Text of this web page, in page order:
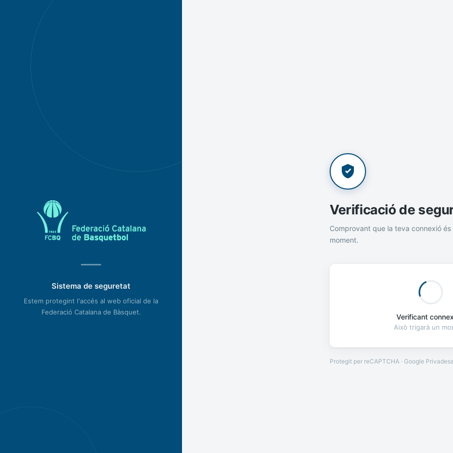
Sistema de seguretat
Estem protegint l'accés al web oficial de la
Federació Catalana de Bàsquet.
Verificació de
Comprovant que la teva connexió és
moment.
Verificant
Això trigarà un
Protegit per reCAPTCHA · Google Privadesa